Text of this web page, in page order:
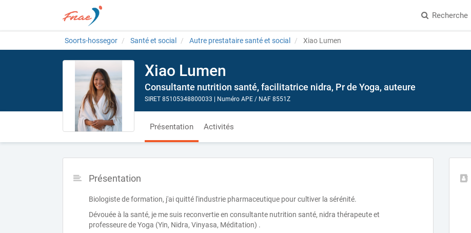
Recherche
Soorts-hossegor Santé et social Autre prestataire santé et social Xiao Lumen
Xiao Lumen
Consultante nutrition santé, facilitatrice nidra, Pr de Yoga, auteure
SIRET 85105348800033 Numéro APE / NAF 8551Z
Présentation Activités
Présentation
Biologiste de formation, j'ai quitté l'industrie pharmaceutique pour cultiver la sérénité.
Dévouée à la santé, je me suis reconvertie en consultante nutrition santé, nidra thérapeute et
professeure de Yoga (Yin, Nidra, Vinyasa, Méditation) .